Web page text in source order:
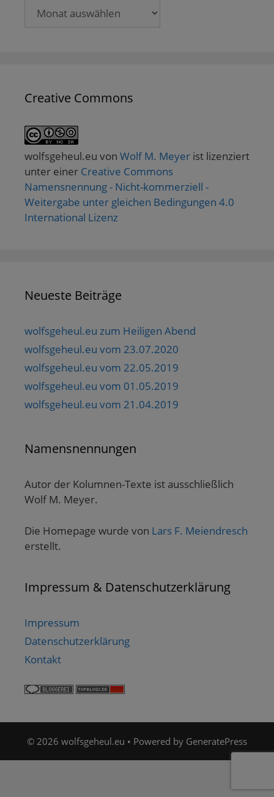
Creative Commons
wolfsgeheul.eu von Wolf M. Meyer ist lizenziert
unter einer Creative Commons
Namensnennung - Nicht-kommerziell -
Weitergabe unter gleichen Bedingungen 4.0
International Lizenz
Neueste Beiträge
wolfsgeheul.eu zum Heiligen Abend
wolfsgeheul.eu vom 23.07.2020
wolfsgeheul.eu vom 22.05.2019
wolfsgeheul.eu vom 01.05.2019
wolfsgeheul.eu vom 21.04.2019
Namensnennungen
Autor der Kolumnen-Texte ist ausschließlich
Wolf M. Meyer.
Die Homepage wurde von Lars F. Meiendresch
erstellt.
Impressum & Datenschutzerklärung
Impressum
Datenschutzerklärung
Kontakt
© 2026 wolfsgeheul.eu • Powered by GeneratePress